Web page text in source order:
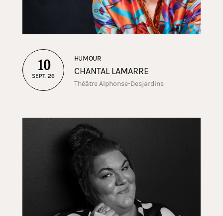
10
SEPT. 26
HUMOUR
CHANTAL LAMARRE
Théâtre Alphonse-Desjardins